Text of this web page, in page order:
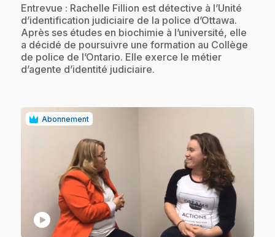
.Entrevue : Rachelle Fillion est détective à l’Unité
d’identification judiciaire de la police d’Ottawa.
Après ses études en biochimie à l’université, elle
a décidé de poursuivre une formation au Collège
de police de l’Ontario. Elle exerce le métier
d’agente d’identité judiciaire.
Abonnement
play_circle